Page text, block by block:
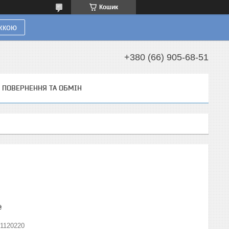
Кошик
+380 (66) 905-68-51
ПОВЕРНЕННЯ ТА ОБМІН